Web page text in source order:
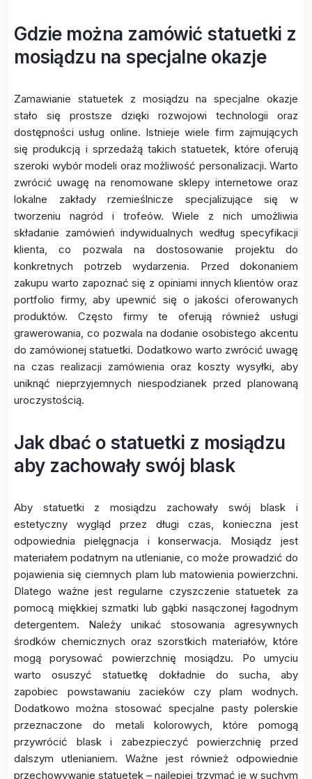
Gdzie można zamówić statuetki z
mosiądzu na specjalne okazje
Zamawianie statuetek z mosiądzu na specjalne okazje
stało się prostsze dzięki rozwojowi technologii oraz
dostępności usług online. Istnieje wiele firm zajmujących
się produkcją i sprzedażą takich statuetek, które oferują
szeroki wybór modeli oraz możliwość personalizacji. Warto
zwrócić uwagę na renomowane sklepy internetowe oraz
lokalne zakłady rzemieślnicze specjalizujące się w
tworzeniu nagród i trofeów. Wiele z nich umożliwia
składanie zamówień indywidualnych według specyfikacji
klienta, co pozwala na dostosowanie projektu do
konkretnych potrzeb wydarzenia. Przed dokonaniem
zakupu warto zapoznać się z opiniami innych klientów oraz
portfolio firmy, aby upewnić się o jakości oferowanych
produktów. Często firmy te oferują również usługi
grawerowania, co pozwala na dodanie osobistego akcentu
do zamówionej statuetki. Dodatkowo warto zwrócić uwagę
na czas realizacji zamówienia oraz koszty wysyłki, aby
uniknąć nieprzyjemnych niespodzianek przed planowaną
uroczystością.
Jak dbać o statuetki z mosiądzu
aby zachowały swój blask
Aby statuetki z mosiądzu zachowały swój blask i
estetyczny wygląd przez długi czas, konieczna jest
odpowiednia pielęgnacja i konserwacja. Mosiądz jest
materiałem podatnym na utlenianie, co może prowadzić do
pojawienia się ciemnych plam lub matowienia powierzchni.
Dlatego ważne jest regularne czyszczenie statuetek za
pomocą miękkiej szmatki lub gąbki nasączonej łagodnym
detergentem. Należy unikać stosowania agresywnych
środków chemicznych oraz szorstkich materiałów, które
mogą porysować powierzchnię mosiądzu. Po umyciu
warto osuszyć statuetkę dokładnie do sucha, aby
zapobiec powstawaniu zacieków czy plam wodnych.
Dodatkowo można stosować specjalne pasty polerskie
przeznaczone do metali kolorowych, które pomogą
przywrócić blask i zabezpieczyć powierzchnię przed
dalszym utlenianiem. Ważne jest również odpowiednie
przechowywanie statuetek – najlepiej trzymać je w suchym